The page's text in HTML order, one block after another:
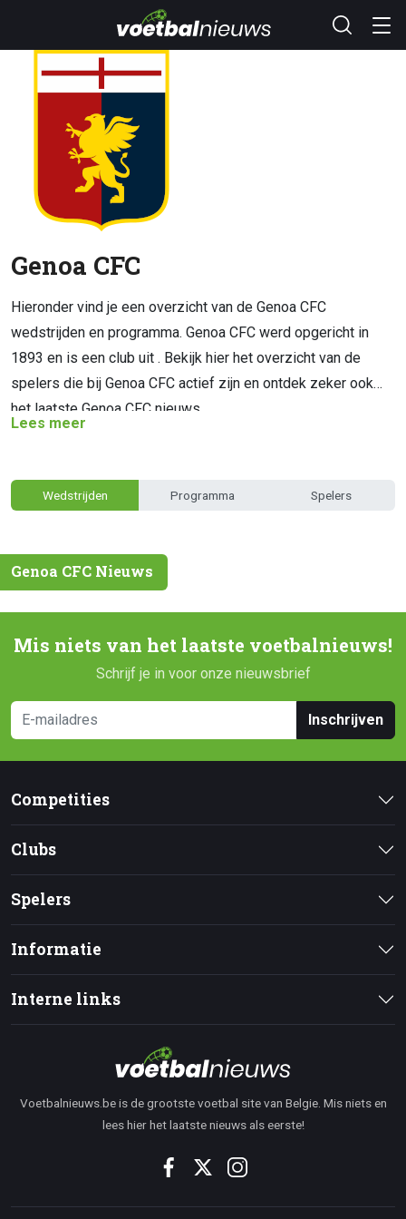
Genoa CFC
Hieronder vind je een overzicht van de Genoa CFC
wedstrijden en programma. Genoa CFC werd opgericht in
1893 en is een club uit . Bekijk hier het overzicht van de
spelers die bij Genoa CFC actief zijn en ontdek zeker ook
het laatste Genoa CFC nieuws.
Lees meer
Wedstrijden Programma Spelers
Genoa CFC Nieuws
Mis niets van het laatste voetbalnieuws!
Schrijf je in voor onze nieuwsbrief
Inschrijven
Competities
Clubs
Spelers
Informatie
Interne links
Voetbalnieuws.be is de grootste voetbal site van Belgie. Mis niets en
lees hier het laatste nieuws als eerste!